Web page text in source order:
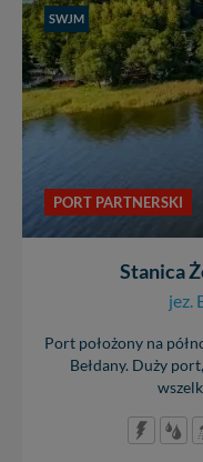
SWJM
PORT PARTNERSKI
Stanica
jez.
Port położony na
Bełdany. Duży